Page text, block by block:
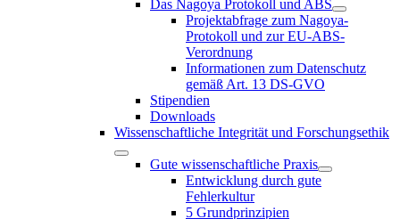
Das Nagoya Protokoll und ABS
Projektabfrage zum Nagoya-
Protokoll und zur EU-ABS-
Verordnung
Informationen zum Datenschutz
gemäß Art. 13 DS-GVO
Stipendien
Downloads
Wissenschaftliche Integrität und Forschungsethik
Gute wissenschaftliche Praxis
Entwicklung durch gute
Fehlerkultur
5 Grundprinzipien